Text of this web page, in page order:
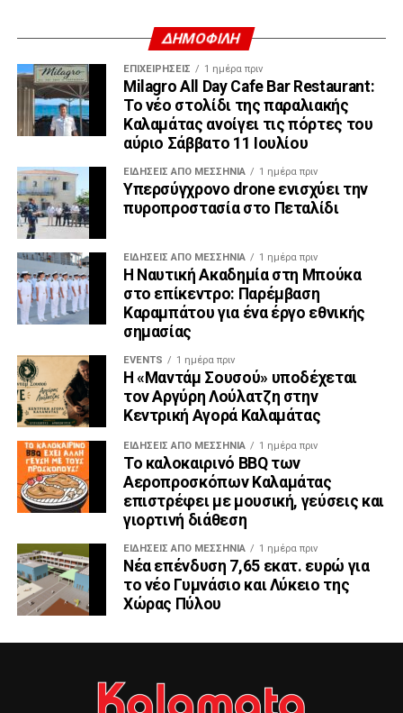
ΔΗΜΟΦΙΛΗ
ΕΠΙΧΕΙΡΉΣΕΙΣ 1 ημέρα πριν
Milagro All Day Cafe Bar Restaurant:
Το νέο στολίδι της παραλιακής
Καλαμάτας ανοίγει τις πόρτες του
αύριο Σάββατο 11 Ιουλίου
ΕΙΔΉΣΕΙΣ ΑΠΟ ΜΕΣΣΗΝΊΑ 1 ημέρα πριν
Υπερσύγχρονο drone ενισχύει την
πυροπροστασία στο Πεταλίδι
ΕΙΔΉΣΕΙΣ ΑΠΟ ΜΕΣΣΗΝΊΑ 1 ημέρα πριν
Η Ναυτική Ακαδημία στη Μπούκα
στο επίκεντρο: Παρέμβαση
Καραμπάτου για ένα έργο εθνικής
σημασίας
EVENTS 1 ημέρα πριν
Η «Μαντάμ Σουσού» υποδέχεται
τον Αργύρη Λούλατζη στην
Κεντρική Αγορά Καλαμάτας
ΕΙΔΉΣΕΙΣ ΑΠΟ ΜΕΣΣΗΝΊΑ 1 ημέρα πριν
Το καλοκαιρινό BBQ των
Αεροπροσκόπων Καλαμάτας
επιστρέφει με μουσική, γεύσεις και
γιορτινή διάθεση
ΕΙΔΉΣΕΙΣ ΑΠΟ ΜΕΣΣΗΝΊΑ 1 ημέρα πριν
Νέα επένδυση 7,65 εκατ. ευρώ για
το νέο Γυμνάσιο και Λύκειο της
Χώρας Πύλου